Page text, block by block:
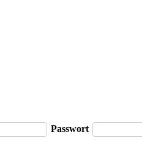
Passwort